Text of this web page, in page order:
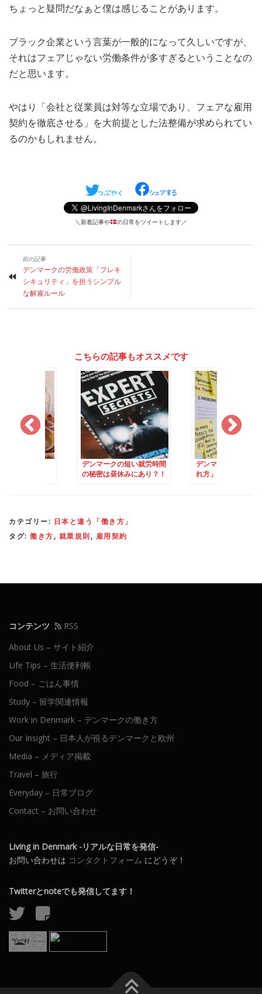
ちょっと疑問だなぁと僕は感じることがあります。
ブラック企業という言葉が一般的になって久しいですが、
それはフェアじゃない労働条件が多すぎるということなの
だと思います。
やはり「会社と従業員は対等な立場であり、フェアな雇用
契約を徹底させる」を大前提とした法整備が求められてい
るのかもしれません。
＼新着記事や の日常をツイートします／
前の記事
デンマークの労働政策「フレキ
シキュリティ」を担うシンプル
な解雇ルール
こちらの記事もオススメです
デンマークの「仕事の振ら
れ方」
僕の会社
やつの日」
カテゴリー: 日本と違う「働き方」
タグ: 働き方, 就業規則, 雇用契約
コンテンツ
RSS
About Us – サイト紹介
Life Tips – 生活便利帳
Food – ごはん事情
Study – 留学関連情報
Work in Denmark – デンマークの働き方
Our Insight – 日本人が視るデンマークと欧州
Media – メディア掲載
Travel – 旅行
Everyday – 日常ブログ
Contact – お問い合わせ
Living in Denmark -リアルな日常を発信-
お問い合わせは コンタクトフォーム にどうぞ！
Twitterとnoteでも発信してます！